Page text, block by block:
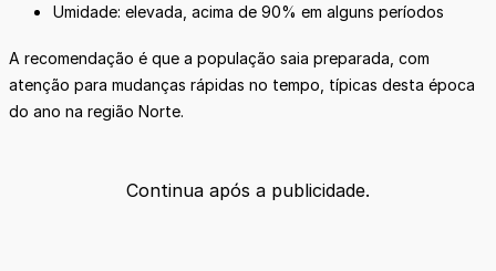
Umidade: elevada, acima de 90% em alguns períodos
A recomendação é que a população saia preparada, com
atenção para mudanças rápidas no tempo, típicas desta época
do ano na região Norte.
Continua após a publicidade.